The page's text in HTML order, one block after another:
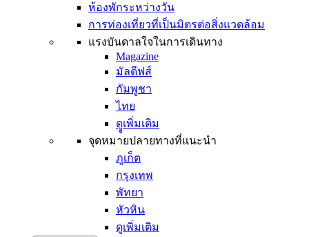
ห้องพักระหว่างวัน
การท่องเที่ยวที่เป็นมิตรต่อสิ่งแวดล้อม
แรงบันดาลใจในการเดินทาง
Magazine
มัลดีฟส์
กัมพูชา
ไทย
ดููเพิ่มเติม
จุดหมายปลายทางที่แนะนำ
ภูเก็ต
กรุงเทพ
พัทยา
หัวหิน
ดูเพิ่มเติม